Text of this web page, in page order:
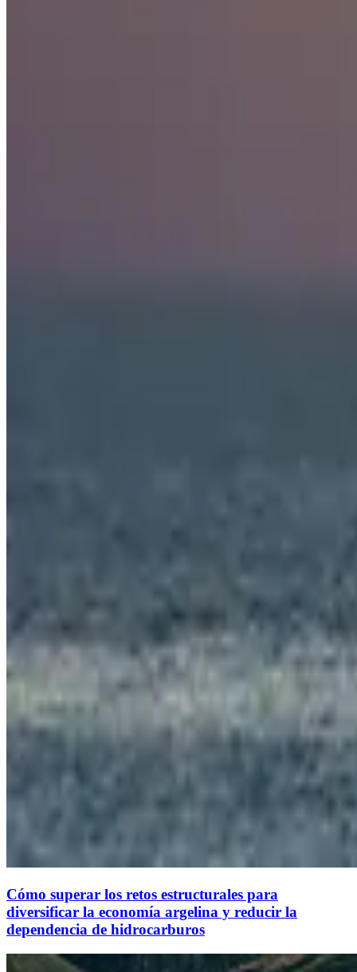
Cómo superar los retos estructurales para
diversificar la economía argelina y reducir la
dependencia de hidrocarburos